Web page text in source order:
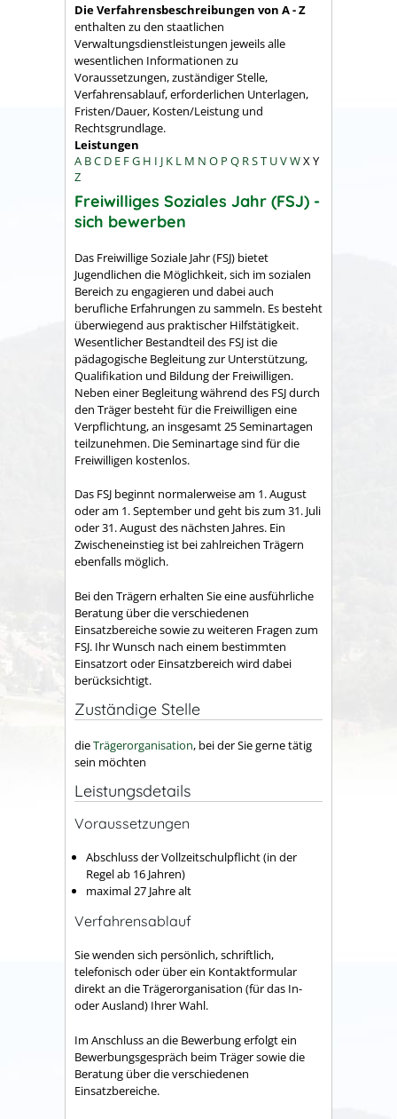
Die Verfahrensbeschreibungen von A - Z
enthalten zu den staatlichen
Verwaltungsdienstleistungen jeweils alle
wesentlichen Informationen zu
Voraussetzungen, zuständiger Stelle,
Verfahrensablauf, erforderlichen Unterlagen,
Fristen/Dauer, Kosten/Leistung und
Rechtsgrundlage.
Leistungen
A BC D E FG H I J K L M N O P Q RST UVWX Y
Z
Freiwilliges Soziales Jahr (FSJ) -
sich bewerben
Das Freiwillige Soziale Jahr (FSJ) bietet
Jugendlichen die Möglichkeit, sich im sozialen
Bereich zu engagieren und dabei auch
berufliche Erfahrungen zu sammeln. Es besteht
überwiegend aus praktischer Hilfstätigkeit.
Wesentlicher Bestandteil des FSJ ist die
pädagogische Begleitung zur Unterstützung,
Qualifikation und Bildung der Freiwilligen.
Neben einer Begleitung während des FSJ durch
den Träger besteht für die Freiwilligen eine
Verpflichtung, an insgesamt 25 Seminartagen
teilzunehmen. Die Seminartage sind für die
Freiwilligen kostenlos.
Das FSJ beginnt normalerweise am 1. August
oder am 1. September und geht bis zum 31. Juli
oder 31. August des nächsten Jahres. Ein
Zwischeneinstieg ist bei zahlreichen Trägern
ebenfalls möglich.
Bei den Trägern erhalten Sie eine ausführliche
Beratung über die verschiedenen
Einsatzbereiche sowie zu weiteren Fragen zum
FSJ. Ihr Wunsch nach einem bestimmten
Einsatzort oder Einsatzbereich wird dabei
berücksichtigt.
Zuständige Stelle
dieTrägerorganisation, bei der Sie gerne tätig
sein möchten
Leistungsdetails
Voraussetzungen
Abschluss der Vollzeitschulpflicht (in der
Regel ab 16 Jahren)
maximal 27 Jahre alt
Verfahrensablauf
Sie wenden sich persönlich, schriftlich,
telefonisch oder über ein Kontaktformular
direkt an die Trägerorganisation (für das In-
oder Ausland) Ihrer Wahl.
Im Anschluss an die Bewerbung erfolgt ein
Bewerbungsgespräch beim Träger sowie die
Beratung über dieverschiedenen
Einsatzbereiche.